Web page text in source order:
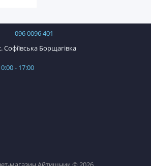
096 0096 401
Софіївська Борщагівка
- 17:00